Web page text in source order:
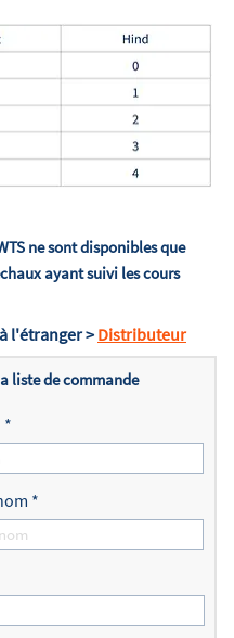
ne sont disponibles que
ayant suivi les cours
l'étranger > Distributeur
liste de commande